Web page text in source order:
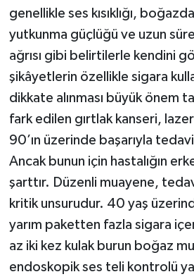
genellikle ses kısıklığı,
yutkunma güçlüğü ve uzun
ağrısı gibi belirtilerle kendini
şikâyetlerin özellikle sigara
dikkate alınması büyük önem
fark edilen gırtlak kanseri,
90’ın üzerinde başarıyla
Ancak bunun için hastalığın
şarttır. Düzenli muayene, tedavi
kritik unsurudur. 40 yaş
yarım paketten fazla sigara
az iki kez kulak burun boğaz
endoskopik ses teli kontrolü